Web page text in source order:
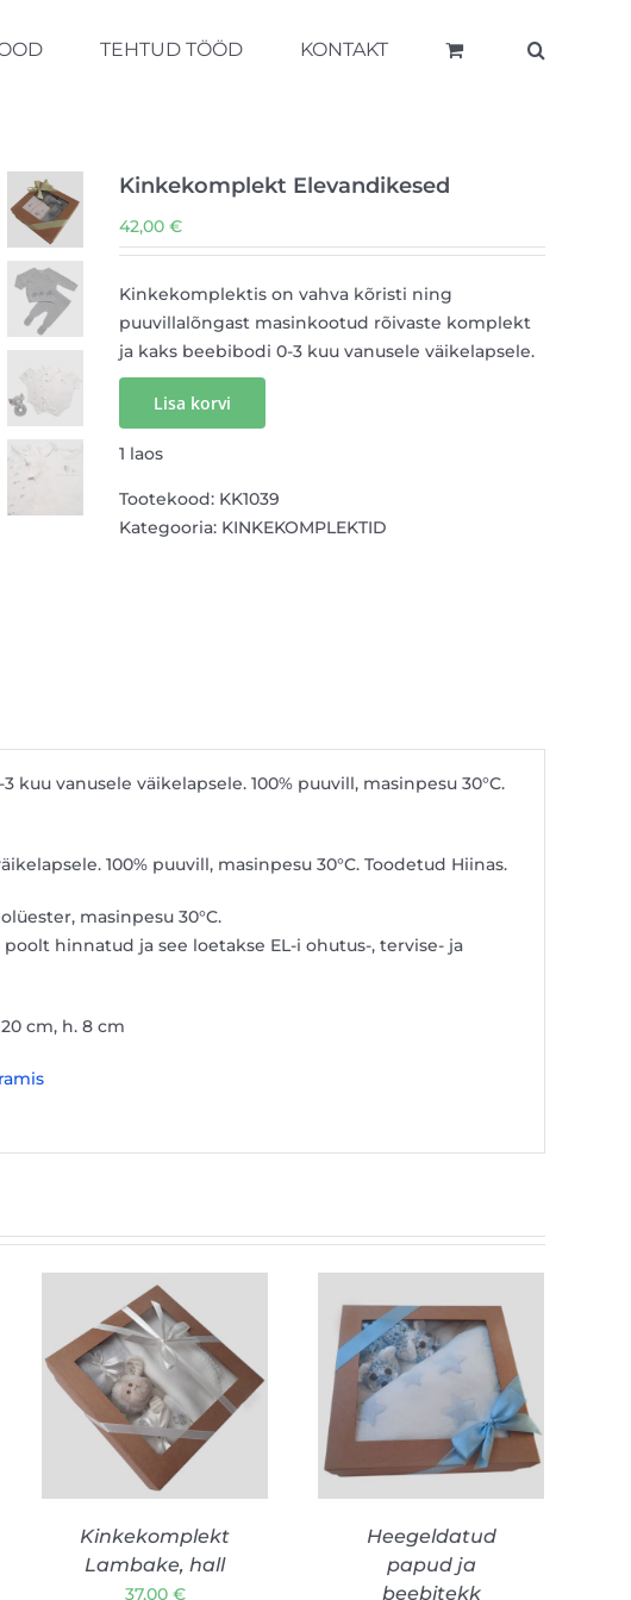
TEHTUD TÖÖD KONTAKT
Kinkekomplekt Elevandikesed
42,00 €
Kinkekomplektis on vahva kõristi ning
puuvillalõngast masinkootud rõivaste komplekt
ja kaks beebibodi 0-3 kuu vanusele väikelapsele.
Lisa korvi
1 laos
Tootekood: KK1039
Kategooria: KINKEKOMPLEKTID
vanusele väikelapsele. 100% puuvill, masinpesu 30°C.
100% puuvill, masinpesu 30°C. Toodetud Hiinas.
masinpesu 30°C.
hinnatud ja see loetakse EL-i ohutus-, tervise- ja
cm, h. 8 cm
LISA KORVI
VAATA TOODET
Kinkekomplekt
Lambake, hall
37,00 €
LISA KORVI
/
Heegeldatud
papud ja
beebitekk